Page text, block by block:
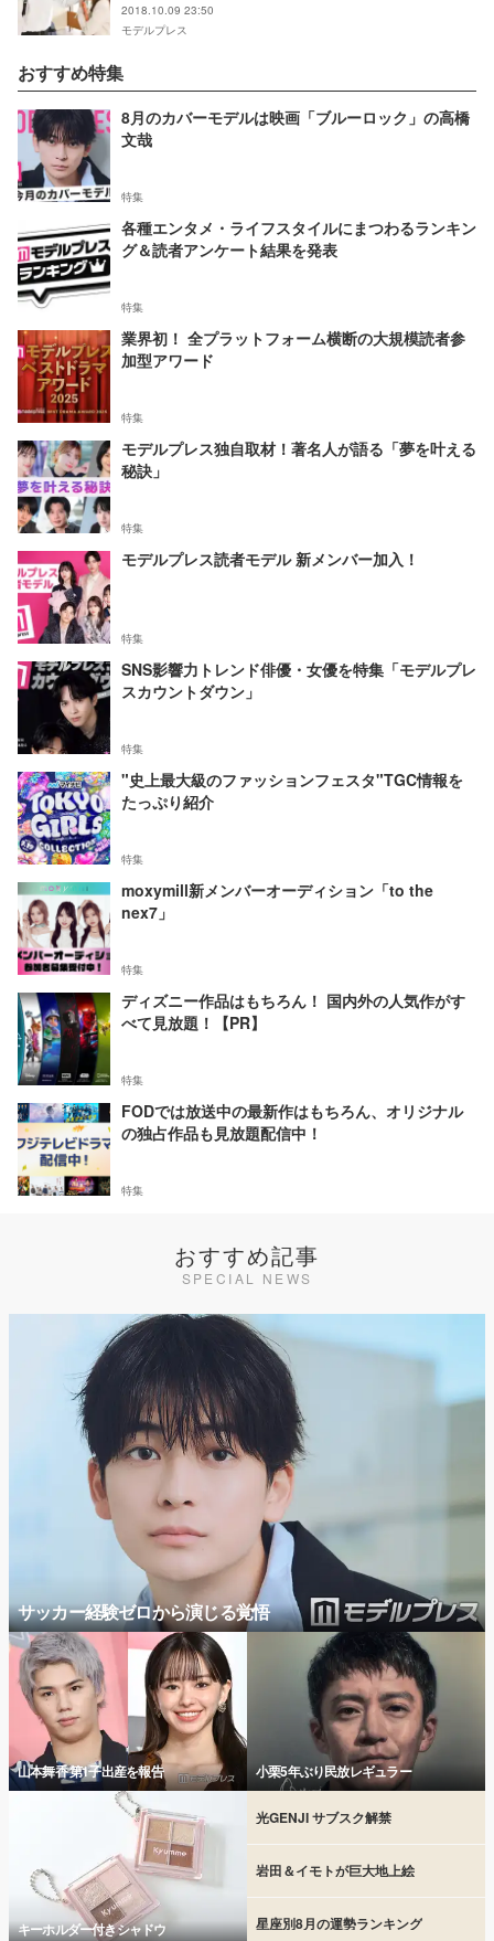
2018.10.09 23:50
モデルプレス
おすすめ特集
8月のカバーモデルは映画「ブルーロック」の高橋
文哉
特集
各種エンタメ・ライフスタイルにまつわるランキン
グ＆読者アンケート結果を発表
特集
業界初！ 全プラットフォーム横断の大規模読者参
加型アワード
特集
モデルプレス独自取材！著名人が語る「夢を叶える
秘訣」
特集
モデルプレス読者モデル 新メンバー加入！
特集
SNS影響力トレンド俳優・女優を特集「モデルプレ
スカウントダウン」
特集
"史上最大級のファッションフェスタ"TGC情報を
たっぷり紹介
特集
moxymill新メンバーオーディション「to the
nex7」
特集
ディズニー作品はもちろん！ 国内外の人気作がす
べて見放題！【PR】
特集
FODでは放送中の最新作はもちろん、オリジナル
の独占作品も見放題配信中！
特集
おすすめ記事
SPECIAL NEWS
サッカー経験ゼロから演じる覚悟
山本舞香 第1子出産を報告 小栗5年ぶり民放レギュラー
キーホルダー付きシャドウ
光GENJI サブスク解禁
岩田＆イモトが巨大地上絵
星座別8月の運勢ランキング